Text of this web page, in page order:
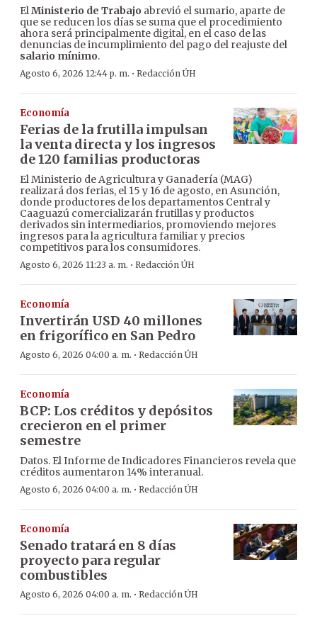
ElMinisterio de Trabajo abrevió el sumario, aparte de
que se reducen los días se suma que el procedimiento
ahora será principalmente digital, en el caso de las
denuncias de incumplimiento del pago del reajuste del
salario mínimo.
Agosto 6, 2026 12:44 p. m. · Redacción ÚH
Economía
Ferias de la frutilla impulsan
la venta directa y los ingresos
de 120 familias productoras
El Ministerio de Agricultura y Ganadería (MAG)
realizará dos ferias, el 15 y 16 de agosto, en Asunción,
donde productores de los departamentos Central y
Caaguazú comercializarán frutillas y productos
derivados sin intermediarios, promoviendo mejores
ingresos para la agricultura familiar y precios
competitivos para los consumidores.
Agosto 6, 2026 11:23 a. m. · Redacción ÚH
Economía
Invertirán USD 40 millones
en frigorífico en San Pedro
Agosto 6, 2026 04:00 a. m. · Redacción ÚH
Economía
BCP: Los créditos y depósitos
crecieron en el primer
semestre
Datos. El Informe de Indicadores Financieros revela que
créditos aumentaron 14% interanual.
Agosto 6, 2026 04:00 a. m. · Redacción ÚH
Economía
Senado tratará en 8 días
proyecto para regular
combustibles
Agosto 6, 2026 04:00 a. m. · Redacción ÚH